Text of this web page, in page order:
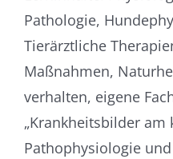
Pathologie,
Tierärztliche
Maßnahmen,
verhalten, eigene
„Krankheitsbilder am
Patho­physiologie